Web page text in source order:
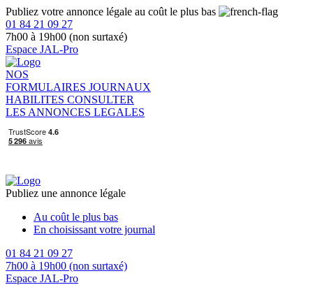
Publiez votre annonce légale au coût le plus bas
01 84 21 09 27
7h00 à 19h00 (non surtaxé)
Espace JAL-Pro
NOS
FORMULAIRES JOURNAUX
HABILITES CONSULTER
LES ANNONCES LEGALES
Publiez une annonce légale
Au coût le plus bas
En choisissant votre journal
01 84 21 09 27
7h00 à 19h00 (non surtaxé)
Espace JAL-Pro